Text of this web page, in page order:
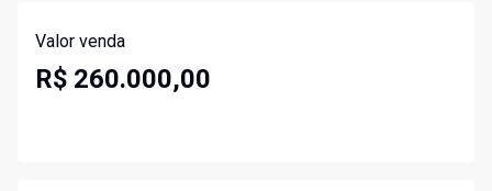
Valor venda
R$ 260.000,00